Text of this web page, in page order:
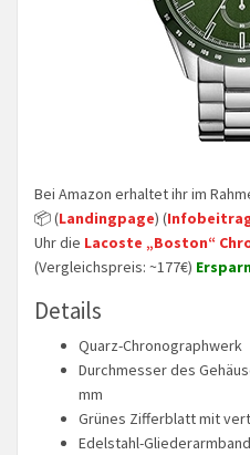
Bei Amazon erhaltet ihr im
📦 (Landingpage) (
Uhr die Lacoste „Boston“
(Vergleichspreis: ~177€)
Details
Quarz-Chronographwerk
Durchmesser des
mm
Grünes Zifferblatt mit
Edelstahl-Gliederarmband